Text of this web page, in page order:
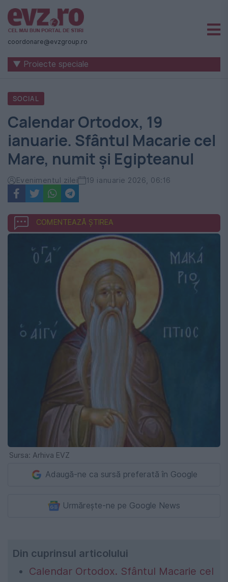
Știri
naționale
internaționale
România
-
Evenimentul
Zilei
coordonare@evzgroup.ro
▼ Proiecte speciale
SOCIAL
Calendar Ortodox, 19
ianuarie. Sfântul Macarie cel
Mare, numit şi Egipteanul
Evenimentul zilei 19 ianuarie 2026, 06:16
COMENTEAZĂ ȘTIREA
Sursa: Arhiva EVZ
Adaugă-ne ca sursă preferată în Google
Urmărește-ne pe Google News
Din cuprinsul articolului
Calendar Ortodox. Sfântul Macarie cel